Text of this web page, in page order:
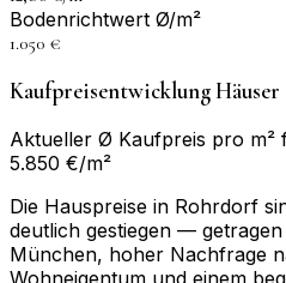
Bodenrichtwert Ø/m²
1.050 €
Kaufpreisentwicklung Häuser
Aktueller Ø Kaufpreis pro m²
5.850 €/m²
Die Hauspreise in Rohrdorf
deutlich gestiegen —
München, hoher Nachfrage
Wohneigentum und einem